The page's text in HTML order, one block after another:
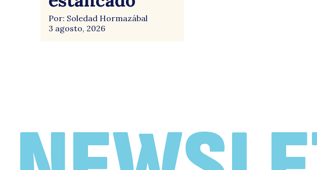
Por: Soledad Hormazábal
3 agosto, 2026